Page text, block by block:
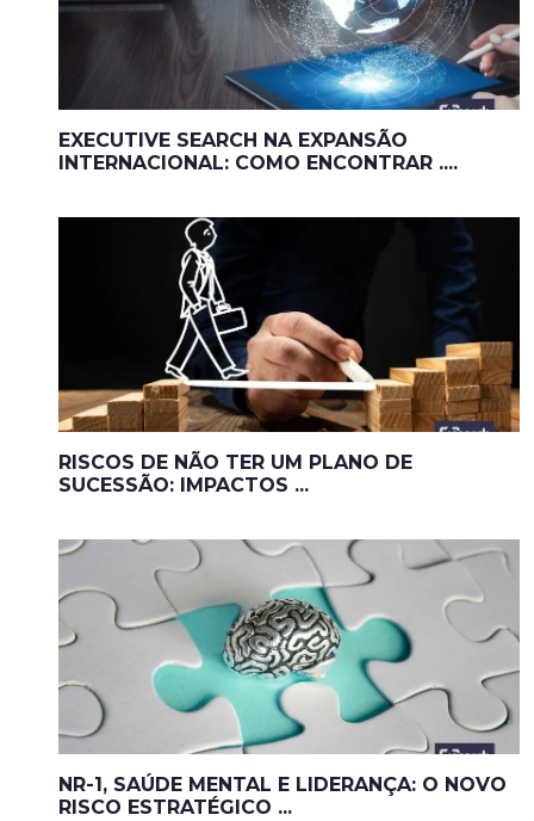
EXECUTIVE SEARCH NA EXPANSÃO
INTERNACIONAL: COMO ENCONTRAR ....
RISCOS DE NÃO TER UM PLANO DE
SUCESSÃO: IMPACTOS ...
NR-1, SAÚDE MENTAL E LIDERANÇA: O NOVO
RISCO ESTRATÉGICO ...